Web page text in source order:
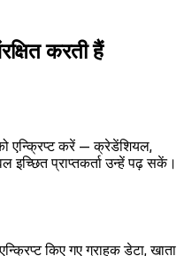
करती हैं
एन्क्रिप्ट करें — क्रेडेंशियल,
इच्छित प्राप्तकर्ता उन्हें पढ़ सकें।
किए गए ग्राहक डेटा, खाता